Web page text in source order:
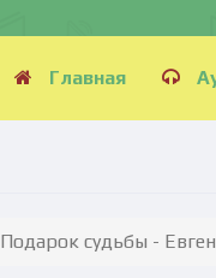
Главная
Подарок судьбы -